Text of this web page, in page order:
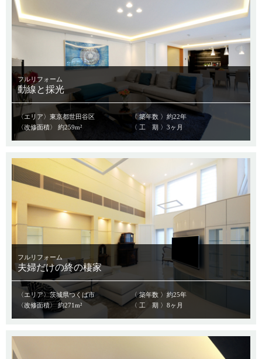
フルリフォーム
動線と採光
〈エリア〉東京都世田谷区
〈改修面積〉 約259m²
〈 築年数 〉約22年
〈 工 期 〉3ヶ月
フルリフォーム
夫婦だけの終の棲家
〈エリア〉茨城県つくば市
〈改修面積〉 約271m²
〈 築年数 〉約25年
〈 工 期 〉8ヶ月